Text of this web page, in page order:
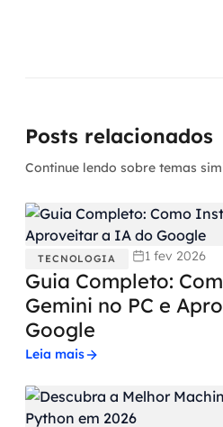
Posts relacionados
Continue lendo sobre temas
TECNOLOGIA 1 fev 2026
Guia Completo:
Gemini no PC e
Google
Leia mais